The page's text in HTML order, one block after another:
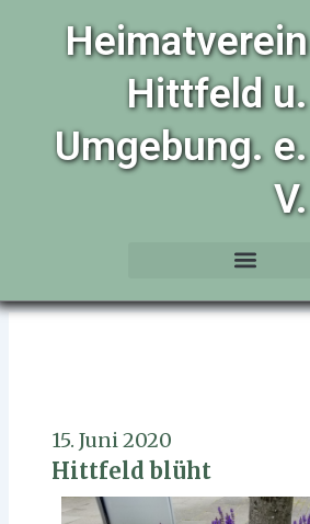
Heimatverein
Hittfeld u.
Umgebung. e.
V.
15. Juni 2020
Hittfeld blüht